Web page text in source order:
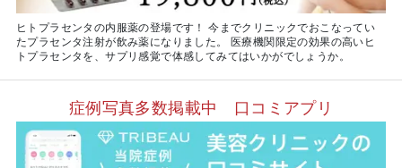
ヒトプラセンタの内服薬の登場です！ 今までクリニックでおこなってい
たプラセンタ注射が飲み薬になりました。 医療機関限定の効果の高いヒ
トプラセンタを、サプリ感覚で体感してみてはいかがでしょうか。
症例写真多数掲載中 口コミアプリ